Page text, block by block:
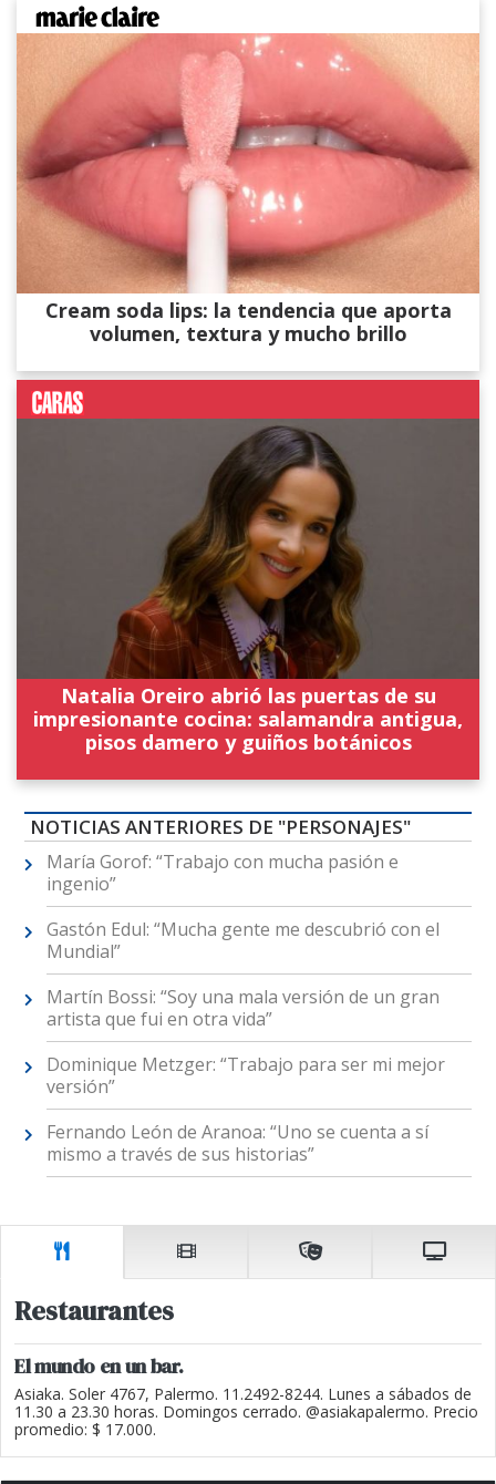
Cream soda lips: la tendencia que aporta
volumen, textura y mucho brillo
Natalia Oreiro abrió las puertas de su
impresionante cocina: salamandra antigua,
pisos damero y guiños botánicos
NOTICIAS ANTERIORES DE "PERSONAJES"
María Gorof: “Trabajo con mucha pasión e
ingenio”
Gastón Edul: “Mucha gente me descubrió con el
Mundial”
Martín Bossi: “Soy una mala versión de un gran
artista que fui en otra vida”
Dominique Metzger: “Trabajo para ser mi mejor
versión”
Fernando León de Aranoa: “Uno se cuenta a sí
mismo a través de sus historias”
Restaurantes
El mundo en un bar.
Asiaka. Soler 4767, Palermo. 11.2492-8244. Lunes a sábados de
11.30 a 23.30 horas. Domingos cerrado. @asiakapalermo. Precio
promedio: $ 17.000.